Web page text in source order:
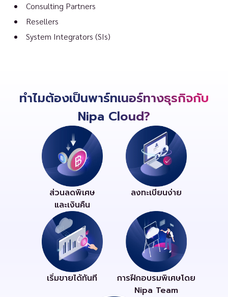
Consulting Partners
Resellers
System Integrators (SIs)
ทำไมต้องเป็นพาร์ทเนอร์ทางธุรกิจกับ
Nipa Cloud?
ส่วนลดพิเศษ
และเงินคืน
ลงทะเบียนง่าย
เริ่มขายได้ทันที
การฝึกอบรมพิเศษโดย​
Nipa Team